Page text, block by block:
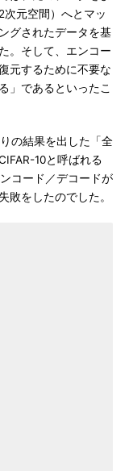
次元空間）へとマッ
グされたデータを基
。そして、エンコー
元するために不要な
」であるといったこ
の結果を出した「全
10と呼ばれる
コード／デコードが
敗をしたのでした。